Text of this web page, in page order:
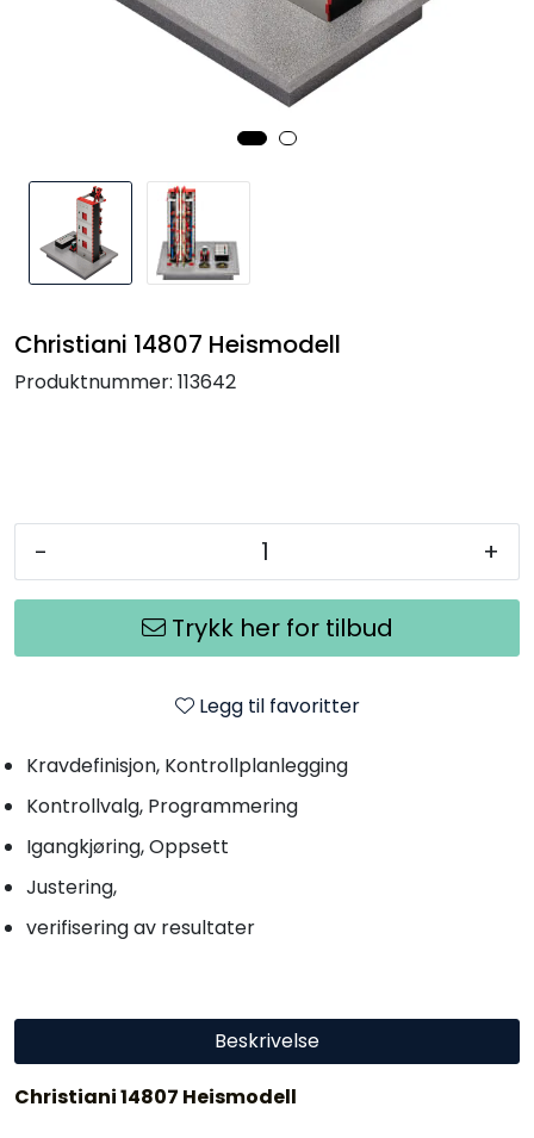
Christiani 14807 Heismodell
Produktnummer: 113642
- +
Trykk her for tilbud
Legg til favoritter
Kravdefinisjon, Kontrollplanlegging
Kontrollvalg, Programmering
Igangkjøring, Oppsett
Justering,
verifisering av resultater
Beskrivelse
Christiani 14807 Heismodell
Navigasjon & Kommunikasjon
Tilbehør
Kampanjer
Outlet